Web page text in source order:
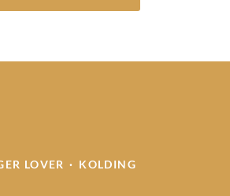
LOVER · KOLDING